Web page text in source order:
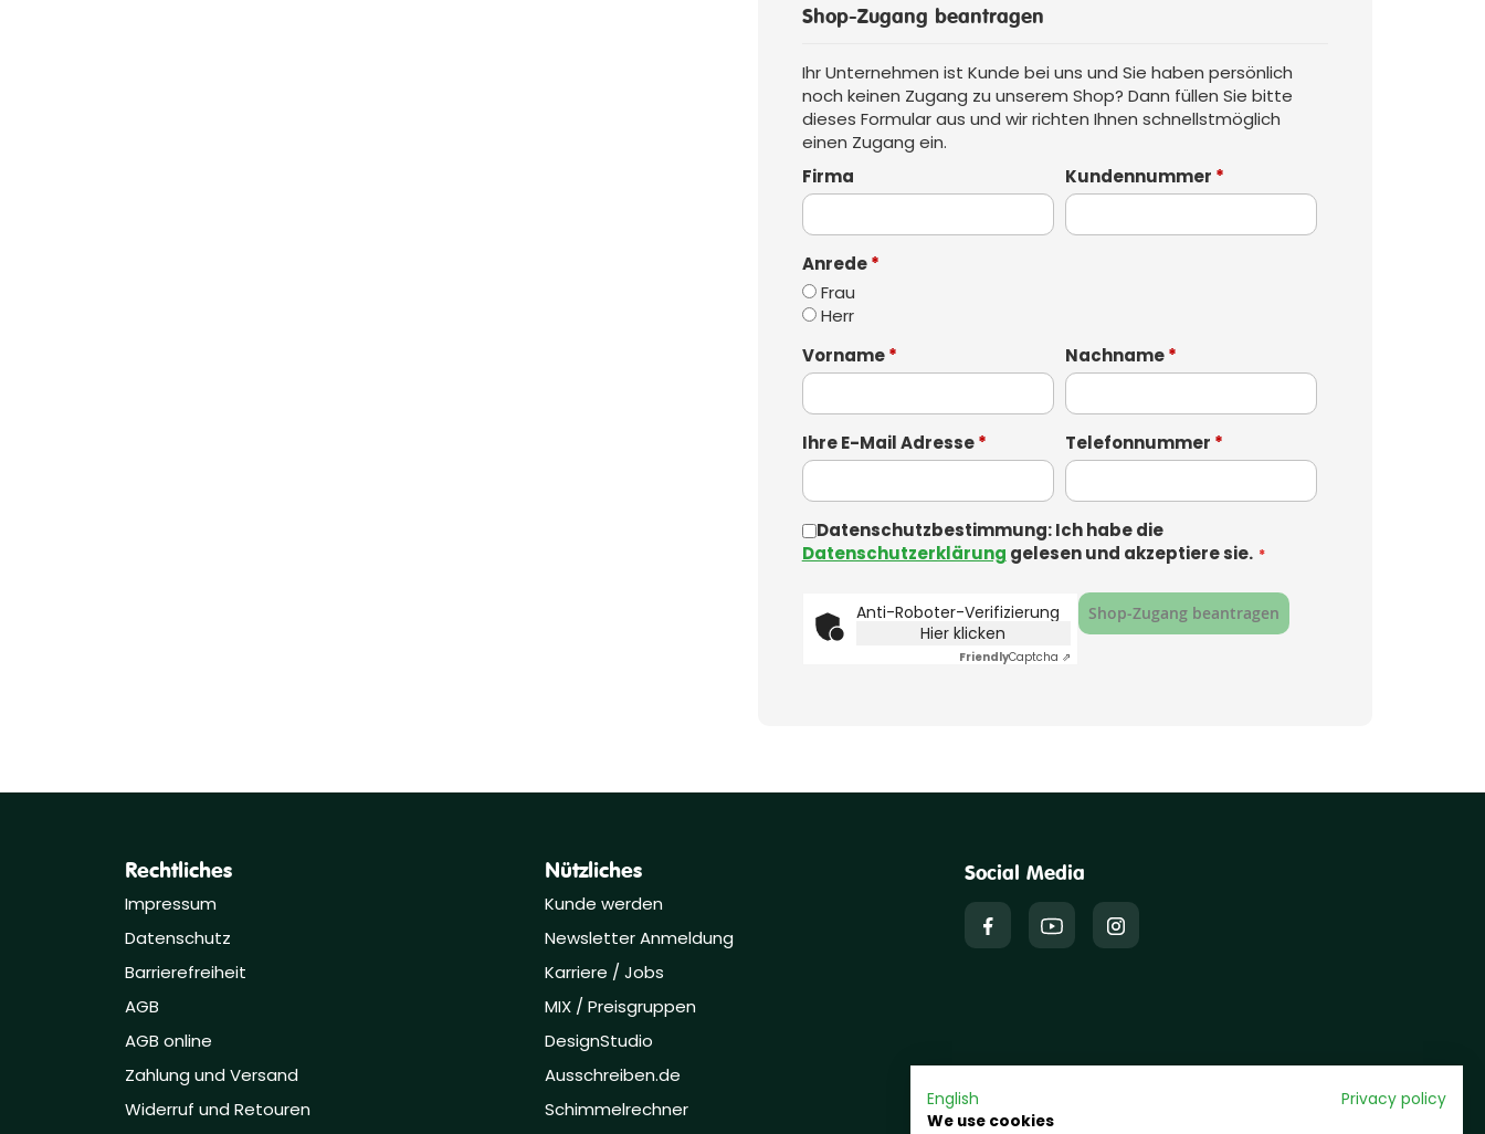
Shop-Zugang beantragen
Ihr Unternehmen ist Kunde bei uns und Sie haben persönlich
noch keinen Zugang zu unserem Shop? Dann füllen Sie bitte
dieses Formular aus und wir richten Ihnen schnellstmöglich
einen Zugang ein.
Firma
Kundennummer *
Anrede*
Frau
Herr
Vorname* Nachname*
Ihre E-Mail Adresse* Telefonnummer *
Datenschutzbestimmung: Ich habe die
Datenschutzerklärung gelesen und akzeptiere sie.
Anti-Roboter-Verifizierung
Hier klicken
FriendlyCaptcha ⇗
Shop‑Zugang beantragen
Rechtliches
Impressum
Datenschutz
Barrierefreiheit
AGB
AGB online
Zahlung und Versand
Widerruf und Retouren
Nützliches
Kunde werden
Newsletter Anmeldung
Karriere / Jobs
MIX / Preisgruppen
DesignStudio
Ausschreiben.de
Schimmelrechner
Social Media
English
Privacy policy
We use cookies